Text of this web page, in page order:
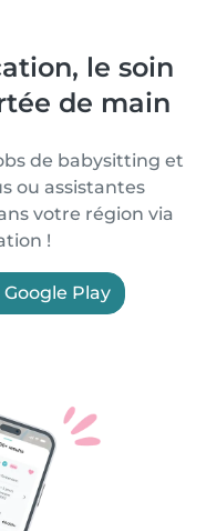
le soin
de main
de babysitting et
ou assistantes
votre région via
!
Google Play